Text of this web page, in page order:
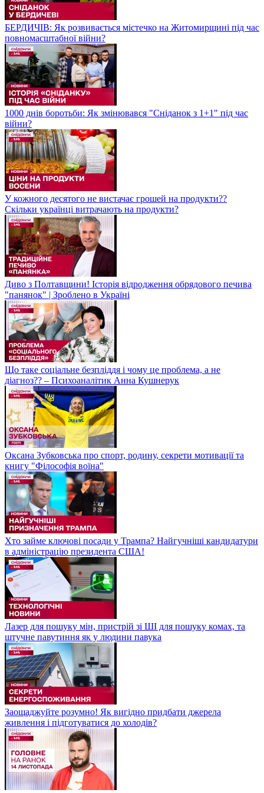
БЕРДИЧІВ: Як розвивається містечко на Житомирщині під час
повномасштабної війни?
1000 днів боротьби: Як змінювався "Сніданок з 1+1" під час
війни?
У кожного десятого не вистачає грошей на продукти??
Скільки українці витрачають на продукти?
Диво з Полтавщини! Історія відродження обрядового печива
"панянок" | Зроблено в Україні
Що таке соціальне безпліддя і чому це проблема, а не
діагноз?? – Психоаналітик Анна Кушнерук
Оксана Зубковська про спорт, родину, секрети мотивації та
книгу "Філософія воїна"
Хто займе ключові посади у Трампа? Найгучніші кандидатури
в адміністрацію президента США!
Лазер для пошуку мін, пристрій зі ШІ для пошуку комах, та
штучне павутиння як у людини павука
Заощаджуйте розумно! Як вигідно придбати джерела
живлення і підготуватися до холодів?